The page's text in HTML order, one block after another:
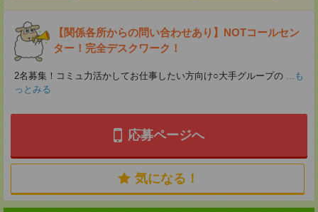
【関係各所からの問い合わせあり】NOTコールセン
ター！完全デスクワーク！
2名募集！コミュ力活かしてお仕事したい方向け○大手グループの ...も
っとみる
応募ページへ
気になる！